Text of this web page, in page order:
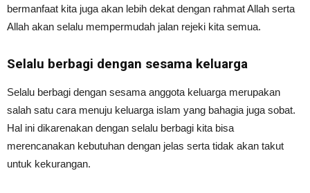
bermanfaat kita juga akan lebih dekat dengan rahmat Allah serta
Allah akan selalu mempermudah jalan rejeki kita semua.
Selalu berbagi dengan sesama keluarga
Selalu berbagi dengan sesama anggota keluarga merupakan
salah satu cara menuju keluarga islam yang bahagia juga sobat.
Hal ini dikarenakan dengan selalu berbagi kita bisa
merencanakan kebutuhan dengan jelas serta tidak akan takut
untuk kekurangan.